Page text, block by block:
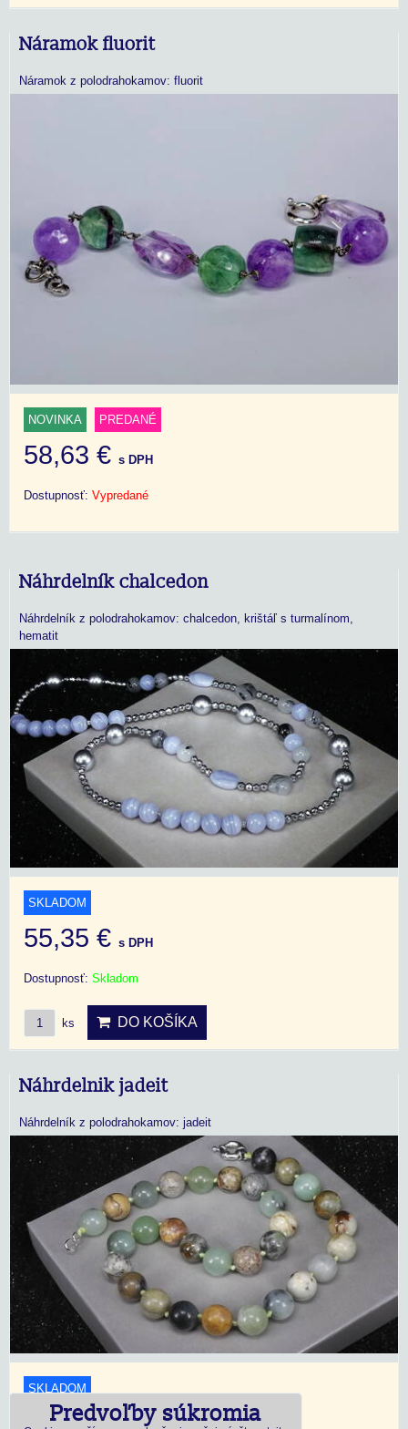
Náramok fluorit
Náramok z polodrahokamov: fluorit
NOVINKA PREDANÉ
58,63 € s DPH
Dostupnosť: Vypredané
Náhrdelník chalcedon
Náhrdelník z polodrahokamov: chalcedon, krištáľ s turmalínom,
hematit
SKLADOM
55,35 € s DPH
Dostupnosť: Skladom
ks DO KOŠÍKA
Náhrdelnik jadeit
Náhrdelník z polodrahokamov: jadeit
SKLADOM
Predvoľby súkromia